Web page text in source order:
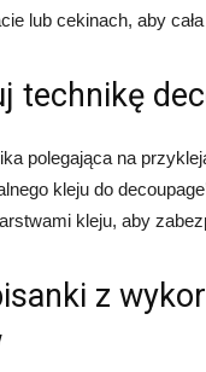
lub cekinach, aby
technikę
polegająca na
kleju do
kleju, aby
z